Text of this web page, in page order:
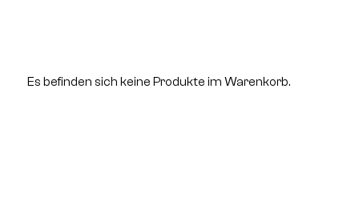
Es befinden sich keine Produkte im Warenkorb.